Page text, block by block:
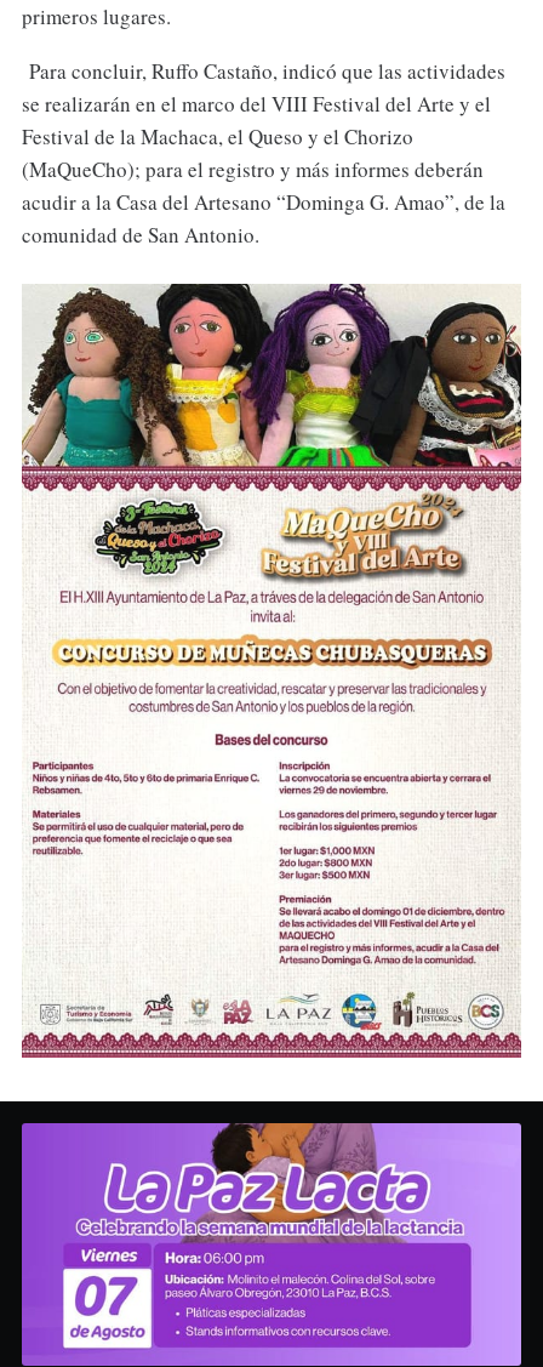
primeros lugares.
Para concluir, Ruffo Castaño, indicó que las actividades
se realizarán en el marco del VIII Festival del Arte y el
Festival de la Machaca, el Queso y el Chorizo
(MaQueCho); para el registro y más informes deberán
acudir a la Casa del Artesano “Dominga G. Amao”, de la
comunidad de San Antonio.